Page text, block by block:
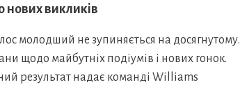
нових викликів
молодший не зупиняється на досягнутому.
щодо майбутніх подіумів і нових гонок.
результат надає команді Williams